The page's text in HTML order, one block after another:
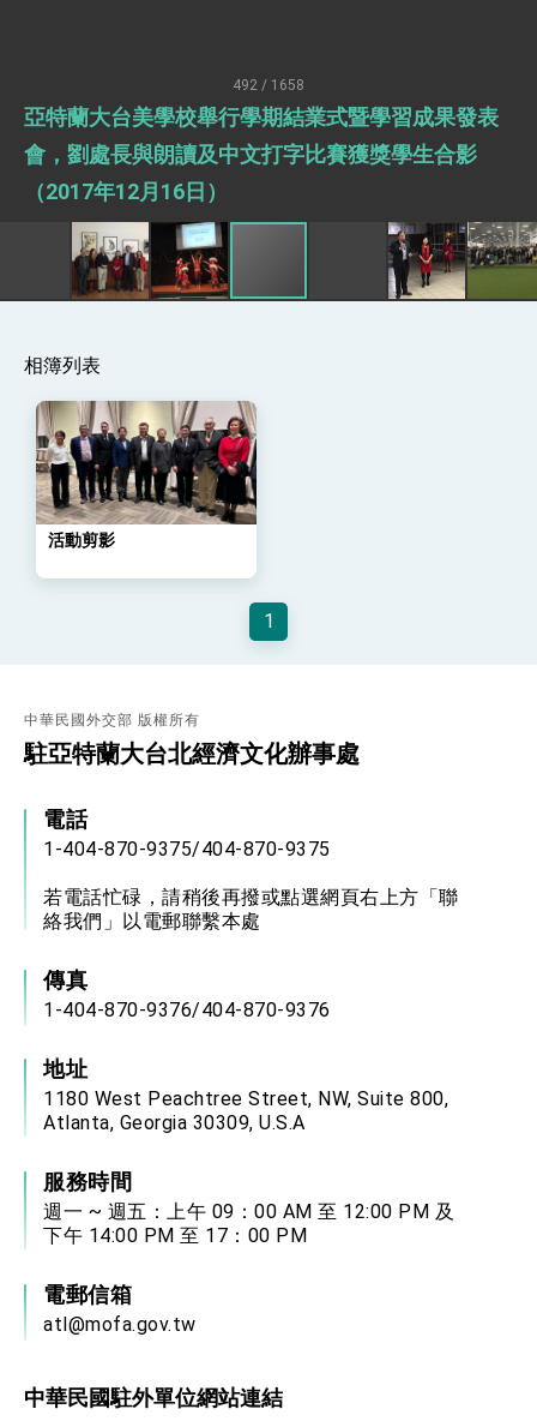
卓揆：臺美關稅談判階段性結果有助臺灣取得有
利戰略地位 全力支持「臺美對等貿易協定」簽署
外交部與數位發展部攜手合作，整合台灣雄厚數
位實力，達成固邦榮邦目標
外交部長林佳龍主持第35次「參與亞太經濟合作
民調顯示多數國人滿意政府外交表現，高度支持
「總合外交」與台歐美日關係深化
總統以「韌性之島，希望之光」為題發表2026新
總統發表執政周年談話 盼面對未來挑戰 堅持
團結 迎風轉型 穩健前行
賴總統就職演說影片
我國政府將在美國亞利桑納州設立「駐鳳凰城辦
事處」，進一步深化台美交流合作
492 / 1658
亞特蘭大台美學校舉行學期結業式暨學習成果發表
會，劉處長與朗讀及中文打字比賽獲獎學生合影
（2017年12月16日）
相簿列表
活動剪影
1
中華民國外交部 版權所有
駐亞特蘭大台北經濟文化辦事處
電話
1-404-870-9375/404-870-9375
若電話忙碌，請稍後再撥或點選網頁右上方「聯
絡我們」以電郵聯繫本處
傳真
1-404-870-9376/404-870-9376
地址
1180 West Peachtree Street, NW, Suite 800,
Atlanta, Georgia 30309, U.S.A
服務時間
週一 ~ 週五：上午 09：00 AM 至 12:00 PM 及
下午 14:00 PM 至 17：00 PM
電郵信箱
atl@mofa.gov.tw
中華民國駐外單位網站連結